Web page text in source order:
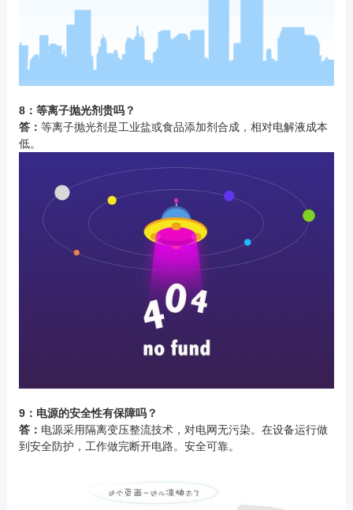
8：等离子抛光剂贵吗？
答： 等离子抛光剂是工业盐或食品添加剂合成，相对电解液成本
低。
9：电源的安全性有保障吗？
答： 电源采用隔离变压整流技术，对电网无污染。在设备运行做
到安全防护，工作做完断开电路。安全可靠。